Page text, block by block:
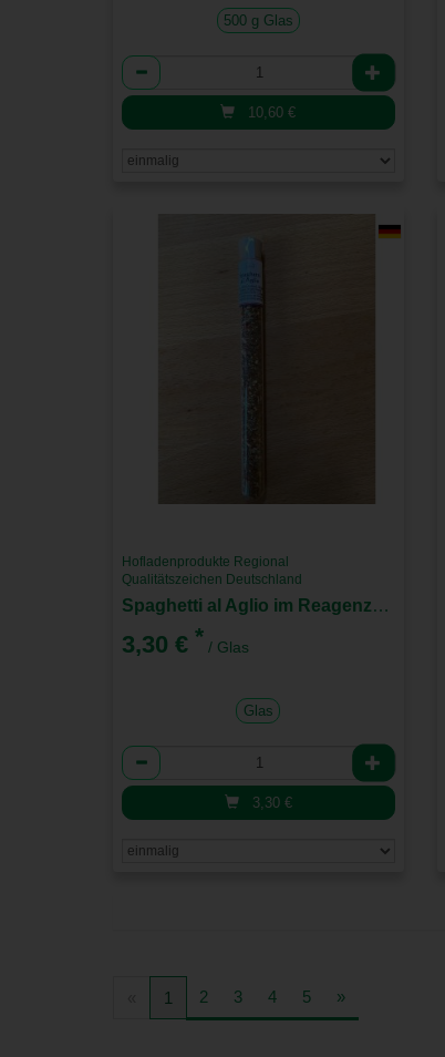
500 g Glas
Anzahl
10,60€
Hofladenprodukte Regional
Qualitätszeichen Deutschland
Spaghetti al Aglio im Reagenzglas
3,30 € * / Glas
Glas
Anzahl
3,30 €
1 2 3 4 5 »